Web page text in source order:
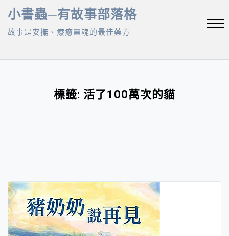
Skip
content
小書蟲─有故事部落格
故事是安撫、療癒靈魂的最佳藥方
標籤: 活了100萬次的貓